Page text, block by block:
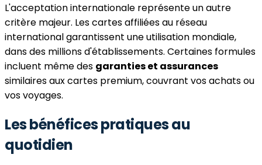
L'acceptation internationale représente un autre
critère majeur. Les cartes affiliées au réseau
international garantissent une utilisation mondiale,
dans des millions d'établissements. Certaines formules
incluent même des garanties et assurances
similaires aux cartes premium, couvrant vos achats ou
vos voyages.
Les bénéfices pratiques au
quotidien